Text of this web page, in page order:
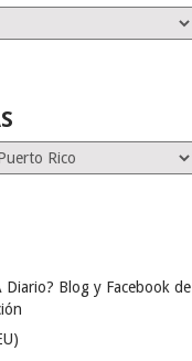
Diario? Blog y Facebook de